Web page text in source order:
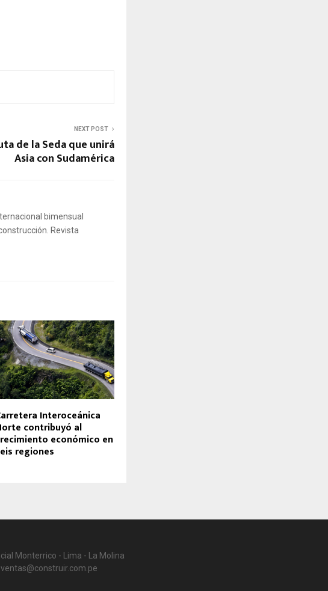
NEXT POST
de la Seda que unirá
Asia con Sudamérica
bimensual
Revista
Interoceánica
contribuyó al
económico en
regiones
Monterrico - Lima - La Molina